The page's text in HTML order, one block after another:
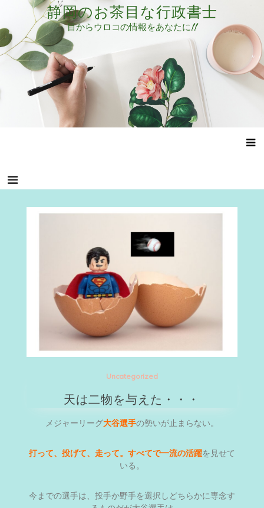
テ
ン
ツ
キ
静岡のお茶目な行政書士
目からウロコの情報をあなたに!!
Uncategorized
天は二物を与えた・・・
メジャーリーグ大谷選手の勢いが止まらない。
打って、投げて、走って。すべてで一流の活躍を見せて
いる。
今までの選手は、投手か野手を選択しどちらかに専念す